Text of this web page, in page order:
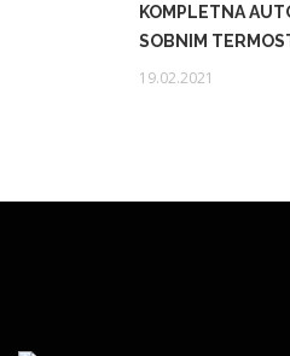
KOMPLETNA
SOBNIM
19.02.2021